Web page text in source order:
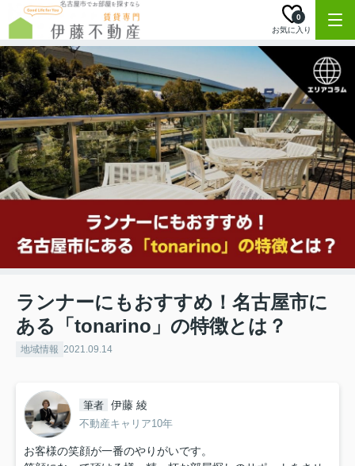
お気に入り
0
ランナーにもおすすめ！名古屋市に
ある「tonarino」の特徴とは？
地域情報 2021.09.14
筆者 伊藤 綾
不動産キャリア10年
お客様の笑顔が一番のやりがいです。